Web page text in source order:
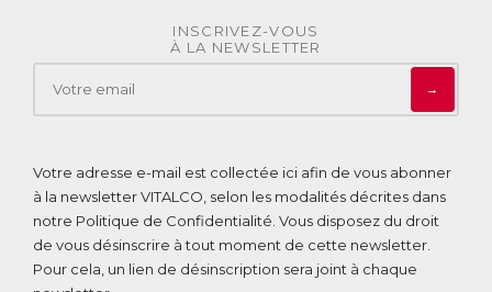
INSCRIVEZ-VOUS
À LA NEWSLETTER
→
Votre adresse e-mail est collectée ici afin de vous abonner
à la newsletter VITALCO, selon les modalités décrites dans
notre Politique de Confidentialité . Vous disposez du droit
de vous désinscrire à tout moment de cette newsletter.
Pour cela, un lien de désinscription sera joint à chaque